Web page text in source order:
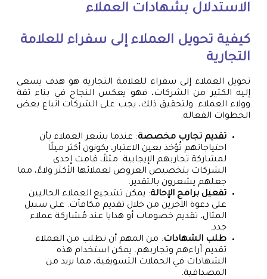
الاستدلال بشهادات العملاء
كيفية تحويل العملاء إلى سفراء للعلامة
التجارية
تحويل العملاء إلى سفراء للعلامة التجارية هو هدف يسعى
إليه الكثير من الشركات، فهو يعكس النجاح في بناء ثقة
وولاء العملاء. ولتحقيق ذلك، يجب على الشركات اتباع بعض
الخطوات الفعالة:
تقديم تجارب مخصصة: عندما يشعر العملاء بأن
احتياجاتهم تُؤخذ بعين الاعتبار، يكونون أكثر ميلًا
لمشاركة تجاربهم الإيجابية. مثلاً، قامت إحدى
الشركات بتخصيص العروض لعملائها الأكثر ولاءً، مما
جعلهم يشعرون بالتقدير.
تفعيل برامج الإحالة: يمكن تشجيع العملاء الحاليين
على دعوة الآخرين من خلال تقديم مكافآت. على سبيل
المثال، تقديم خصومات أو هدايا عند مُشاركة عملاء
جدد.
طلب الشهادات: من المهم أن تطلب من العملاء
تقديم آراءهم وتجاربهم. يمكن استخدام هذه
الشهادات في الحملات التسويقية، مما يزيد من
المصداقية.